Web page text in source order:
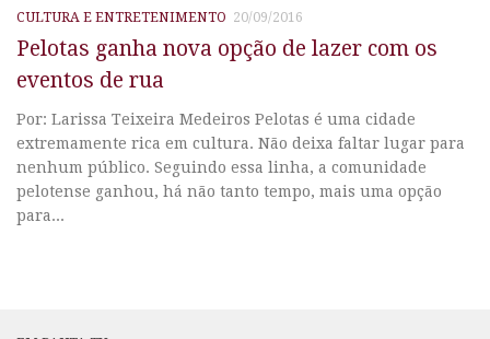
CULTURA E ENTRETENIMENTO 20/09/2016
Pelotas ganha nova opção de lazer com os
eventos de rua
Por: Larissa Teixeira Medeiros Pelotas é uma cidade
extremamente rica em cultura. Não deixa faltar lugar para
nenhum público. Seguindo essa linha, a comunidade
pelotense ganhou, há não tanto tempo, mais uma opção
para...